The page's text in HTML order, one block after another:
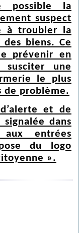
possible la
suspect
à troubler la
biens. Ce
prévenir en
une
le plus
de problème.
et de
signalée dans
entrées
du logo
».